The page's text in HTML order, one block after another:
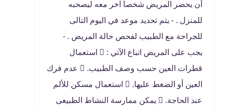
أن يحضر المريض شخصاً آخر معه ليصحبه
للمنزل . - يتم تحديد موعد في اليوم التالى
للجراحة مع الطبيب لفحص حالة المريض . -
يجب على المريض اتباع الآتي :  استعمال
قطرات العين حسب وصف الطبيب.  عدم فرك
العين أو الضغط عليها.  استعمال مسكن للألم
عند الحاجة.  يمكن ممارسة النشاط الطبيعى